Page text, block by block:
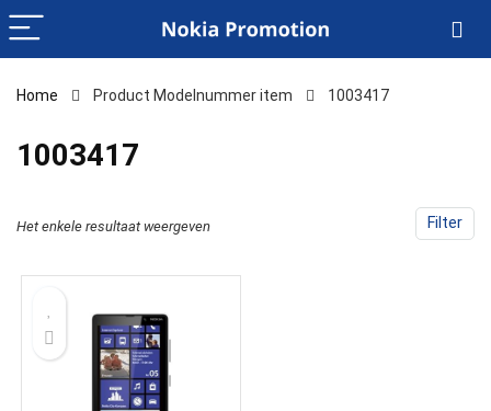
Home Product Modelnummer item ‎1003417
‎1003417
Filter
Het enkele resultaat weergeven